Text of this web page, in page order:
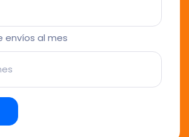
envíos al mes